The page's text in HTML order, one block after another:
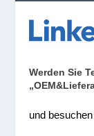
Werden Sie
und